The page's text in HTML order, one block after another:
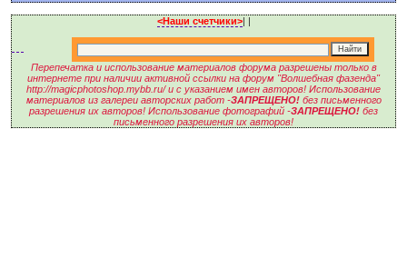
<Наши счетчики>| |
Перепечатка и использование материалов форума разрешены только в
интернете при наличии активной ссылки на форум "Волшебная фазенда"
http://magicphotoshop.mybb.ru/ и с указанием имен авторов! Использование
материалов из галереи авторских работ -ЗАПРЕЩЕНО!без письменного
разрешения их авторов! Использование фотографий -ЗАПРЕЩЕНО! без
письменного разрешения их авторов!